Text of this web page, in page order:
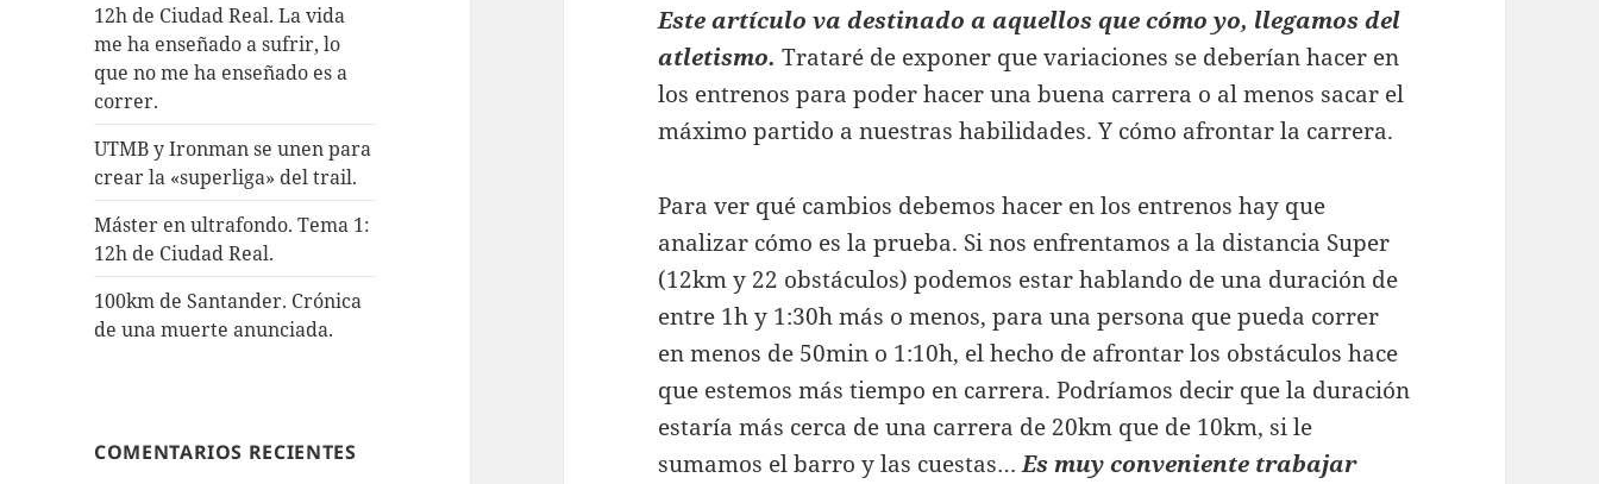
12h de Ciudad Real. La vida
me ha enseñado a sufrir, lo
que no me ha enseñado es a
correr.
UTMB y Ironman se unen para
crear la «superliga» del trail.
Máster en ultrafondo. Tema 1:
12h de Ciudad Real.
100km de Santander. Crónica
de una muerte anunciada.
COMENTARIOS RECIENTES
Este artículo va destinado a aquellos que cómo yo, llegamos del
atletismo. Trataré de exponer que variaciones se deberían hacer en
los entrenos para poder hacer una buena carrera o al menos sacar el
máximo partido a nuestras habilidades. Y cómo afrontar la carrera.
Para ver qué cambios debemos hacer en los entrenos hay que
analizar cómo es la prueba. Si nos enfrentamos a la distancia Super
(12km y 22 obstáculos) podemos estar hablando de una duración de
entre 1h y 1:30h más o menos, para una persona que pueda correr
en menos de 50min o 1:10h, el hecho de afrontar los obstáculos hace
que estemos más tiempo en carrera. Podríamos decir que la duración
estaría más cerca de una carrera de 20km que de 10km, si le
sumamos el barro y las cuestas…Es muy conveniente trabajar